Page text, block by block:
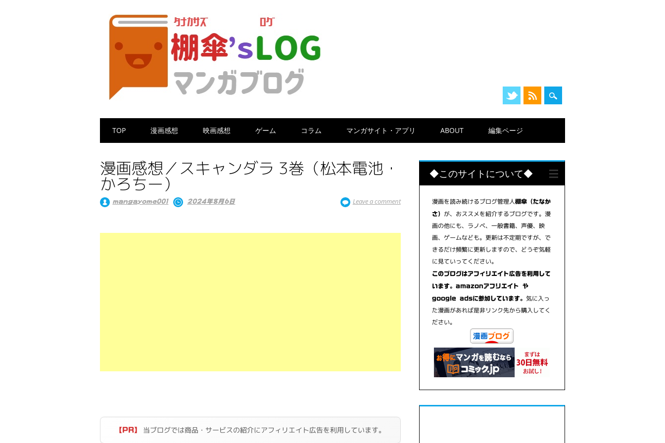
Main menu
TOP 漫画感想 映画感想 ゲーム コラム マンガサイト・アプリ ABOUT 編集ページ
漫画感想／スキャンダラ 3巻（松本電池・
かろちー）
mangayome001 2024年8月6日 Leave a comment
【PR】 当ブログでは商品・サービスの紹介にアフィリエイト広告を利用しています。
◆このサイトについて◆
漫画を読み続けるブログ管理人棚傘（たなか
さ） が、おススメを紹介するブログです。漫
画の他にも、ラノベ、一般書籍、声優、映
画、ゲームなども。更新は不定期ですが、で
きるだけ頻繁に更新しますので、どうぞ気軽
に見ていってください。
このブログはアフィリエイト広告を利用して
います。amazonアフリエイト や
google adsに参加しています。気に入っ
た漫画があれば是非リンク先から購入してく
ださい。